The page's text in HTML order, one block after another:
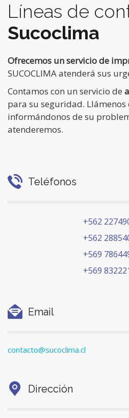
Líneas de
Sucoclima
Ofrecemos un servicio de
SUCOCLIMA atenderá sus
Contamos con un servicio de
para su seguridad. Llámenos
informándonos de su
atenderemos.
Teléfonos
+562
+562
+569
+569
Email
contacto@sucoclima.cl
Dirección